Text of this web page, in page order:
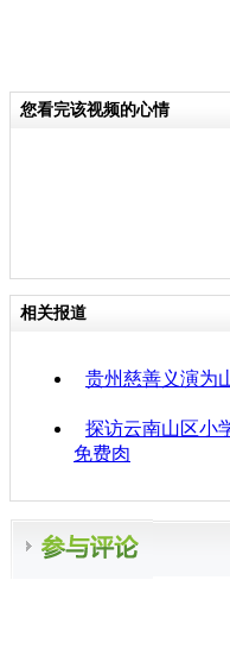
您看完该视频的心情
相关报道
贵州慈善义演为
探访云南山区小
免费肉